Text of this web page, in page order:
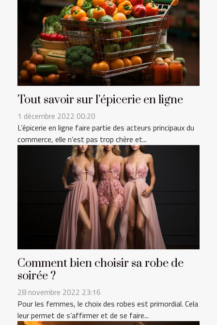
Tout savoir sur l’épicerie en ligne
1 décembre 2022 00:20
L’épicerie en ligne faire partie des acteurs principaux du
commerce, elle n’est pas trop chère et...
Comment bien choisir sa robe de
soirée ?
28 novembre 2022 23:16
Pour les femmes, le choix des robes est primordial. Cela
leur permet de s’affirmer et de se faire...